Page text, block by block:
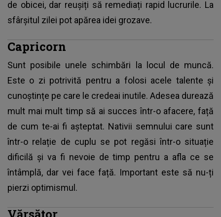
de obicei, dar reușiți să remediați rapid lucrurile. La
sfârșitul zilei pot apărea idei grozave.
Capricorn
Sunt posibile unele schimbări la locul de muncă.
Este o zi potrivită pentru a folosi acele talente și
cunoștințe pe care le credeai inutile. Adesea durează
mult mai mult timp să ai succes într-o afacere, față
de cum te-ai fi așteptat. Nativii semnului care sunt
într-o relație de cuplu se pot regăsi într-o situație
dificilă și va fi nevoie de timp pentru a afla ce se
întâmplă, dar vei face față. Important este să nu-ți
pierzi optimismul.
Vărsător